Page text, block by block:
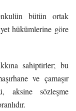
bütün ortak
hükümlerine göre
sahiptirler; bu
ve çamaşır
aksine sözleşme